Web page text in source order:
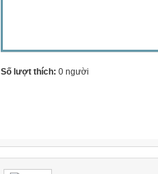
Số lượt thích: 0 người